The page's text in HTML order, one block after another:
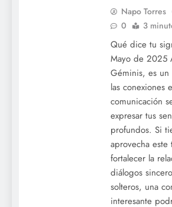
Napo Torres
0
3
Qué dice tu
Mayo de 2025
Géminis, es
las conexiones
comunicación
expresar tus
profundos. Si
aprovecha
fortalecer la
diálogos
solteros, una
interesante